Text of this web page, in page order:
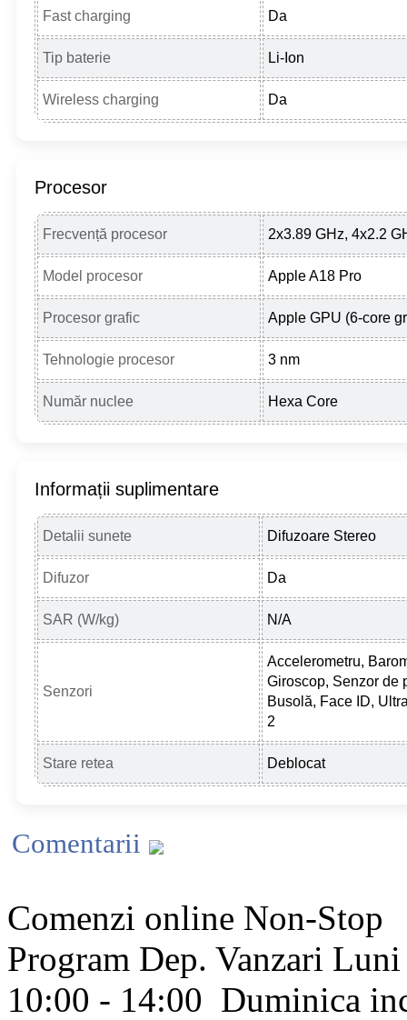
Fast charging Da
Tip baterie Li-Ion
Wireless charging Da
Procesor
Frecvență procesor 2x3.89 GHz, 4x2.2
Model procesor Apple A18 Pro
Procesor grafic Apple GPU (6-core
Tehnologie procesor 3 nm
Număr nuclee Hexa Core
Informații suplimentare
Detalii sunete Difuzoare Stereo
Difuzor Da
SAR (W/kg) N/A
Senzori
Accelerometru,
Giroscop, Senzor de
Busolă, Face ID,
2
Stare retea Deblocat
Comentarii
Comenzi online Non-Stop
Program Dep. Vanzari Luni
10:00 - 14:00 Duminica